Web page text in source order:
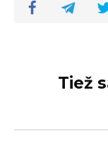
Tiež